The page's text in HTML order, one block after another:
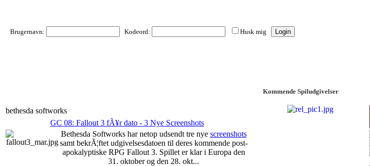
Brugernavn: Kodeord: Husk mig
bethesda softworks
GC 08: Fallout 3 fÃ¥r dato - 3 Nye Screenshots
Bethesda Softworks har netop udsendt tre nye screenshots
samt bekrÃ¦ftet udgivelsesdatoen til deres kommende post-
apokalyptiske RPG Fallout 3. Spillet er klar i Europa den
31. oktober og den 28. okt...
Kommende Spiludgivelser